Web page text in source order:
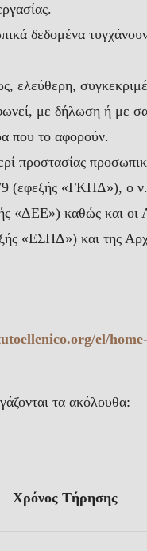
δεδομένα
ελεύθερη,
με δήλωση ή με
που το αφορούν.
προστασίας
(εφεξής «ΓΚΠΔ»), ο
«ΔΕΕ») καθώς και οι
«ΕΣΠΔ») και της
el/
τα ακόλουθα:
Χρόνος Τήρησης